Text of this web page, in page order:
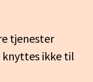
tjenester
ikke til